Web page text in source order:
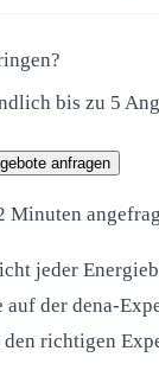
bis zu 5
anfragen
Minuten
jeder
der dena-
richtigen